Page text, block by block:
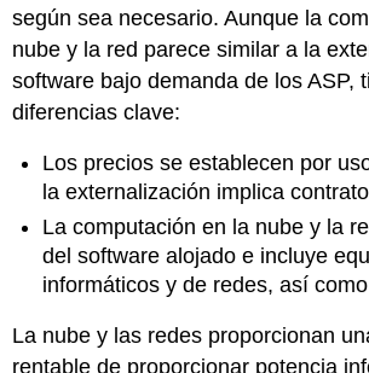
según sea necesario. Aunque la
nube y la red parece similar a la
software bajo demanda de los ASP,
diferencias clave:
Los precios se establecen por
la externalización implica
La computación en la nube y la
del software alojado e incluye
informáticos y de redes, así
La nube y las redes proporcionan
rentable de proporcionar potencia